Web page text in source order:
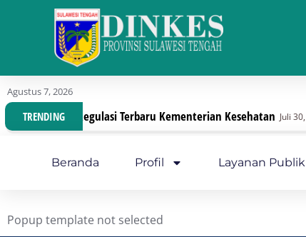
Agustus 7, 2026
TRENDING
Regulasi Terbaru Kementerian Kesehatan Juli 30, 2026
Beranda Profil Layanan Publik
Popup template not selected